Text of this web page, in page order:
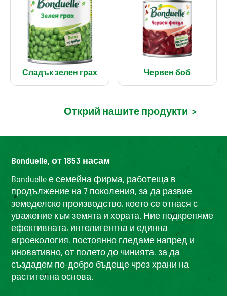
Сладък зелен грах Червен боб
Открий нашите продукти >
Bonduelle, от 1853 насам
Bonduelle е семейна фирма, работеща в
продължение на 7 поколения, за да развие
земеделско производство, което се отнася с
уважение към земята и хората. Ние подкрепяме
ефективната, интелигентна и единна
агроекология, постоянно гледаме напред и
иновативно, от полето до чинията, за да
създадем по-добро бъдеще чрез храни на
растителна основа.